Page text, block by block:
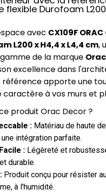
flexible Durofoam
avec CX109F
L200 x H4,4 x L4,4 cm,
de la marque
excellence dans
apporte une
caractère à vos murs et
produit Orac Decor ?
: Matériau de haute
intégration parfaite.
: Légèreté et
durable.
Produit conçu pour résister
à l'humidité.